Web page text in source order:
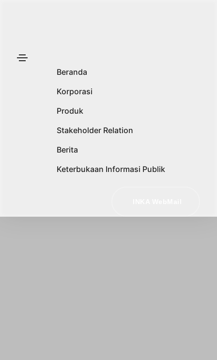
Beranda
Korporasi
Produk
Stakeholder Relation
Berita
Keterbukaan Informasi Publik